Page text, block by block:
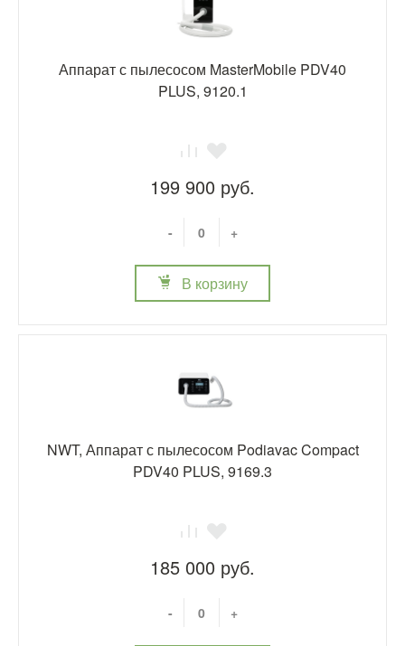
Аппарат с пылесосом MasterMobile PDV40
PLUS, 9120.1
199 900 руб.
- +
В корзину
NWT, Аппарат с пылесосом Podiavac Compact
PDV40 PLUS, 9169.3
185 000 руб.
- +